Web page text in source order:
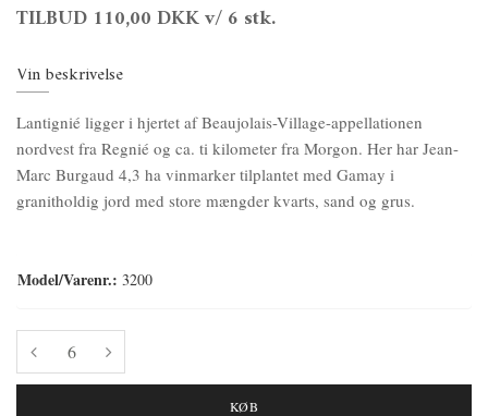
TILBUD 110,00 DKKv/ 6 stk.
Vin beskrivelse
Lantignié ligger i hjertet af Beaujolais-Village-appellationen
nordvest fra Regnié og ca. ti kilometer fra Morgon. Her har Jean-
Marc Burgaud 4,3 ha vinmarker tilplantet med Gamay i
granitholdig jord med store mængder kvarts, sand og grus.
Model/Varenr.: 3200
KØB